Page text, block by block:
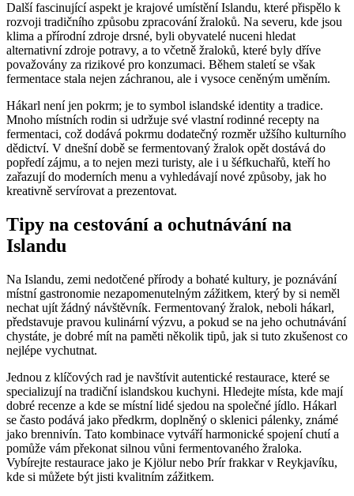
Další fascinující aspekt je krajové umístění Islandu, které přispělo k
rozvoji tradičního způsobu zpracování žraloků. Na severu, kde jsou
klima a přírodní zdroje drsné, byli obyvatelé nuceni hledat
alternativní zdroje potravy, a to včetně žraloků, které byly dříve
považovány za rizikové pro konzumaci. Během staletí se však
fermentace stala nejen záchranou, ale i vysoce ceněným uměním.
Hákarl není jen pokrm; je to symbol islandské identity a tradice.
Mnoho místních rodin si udržuje své vlastní rodinné recepty na
fermentaci, což dodává pokrmu dodatečný rozměr užšího kulturního
dědictví. V dnešní době se fermentovaný žralok opět dostává do
popředí zájmu, a to nejen mezi turisty, ale i u šéfkuchařů, kteří ho
zařazují do moderních menu a vyhledávají nové způsoby, jak ho
kreativně servírovat a prezentovat.
Tipy na cestování a ochutnávání na
Islandu
Na Islandu, zemi nedotčené přírody a bohaté kultury, je poznávání
místní gastronomie nezapomenutelným zážitkem, který by si neměl
nechat ujít žádný návštěvník. Fermentovaný žralok, neboli hákarl,
představuje pravou kulinární výzvu, a pokud se na jeho ochutnávání
chystáte, je dobré mít na paměti několik tipů, jak si tuto zkušenost co
nejlépe vychutnat.
Jednou z klíčových rad je navštívit autentické restaurace, které se
specializují na tradiční islandskou kuchyni. Hledejte místa, kde mají
dobré recenze a kde se místní lidé sjedou na společné jídlo. Hákarl
se často podává jako předkrm, doplněný o sklenici pálenky, známé
jako brennivín. Tato kombinace vytváří harmonické spojení chutí a
pomůže vám překonat silnou vůni fermentovaného žraloka.
Vybírejte restaurace jako je Kjölur nebo Þrír frakkar v Reykjavíku,
kde si můžete být jisti kvalitním zážitkem.